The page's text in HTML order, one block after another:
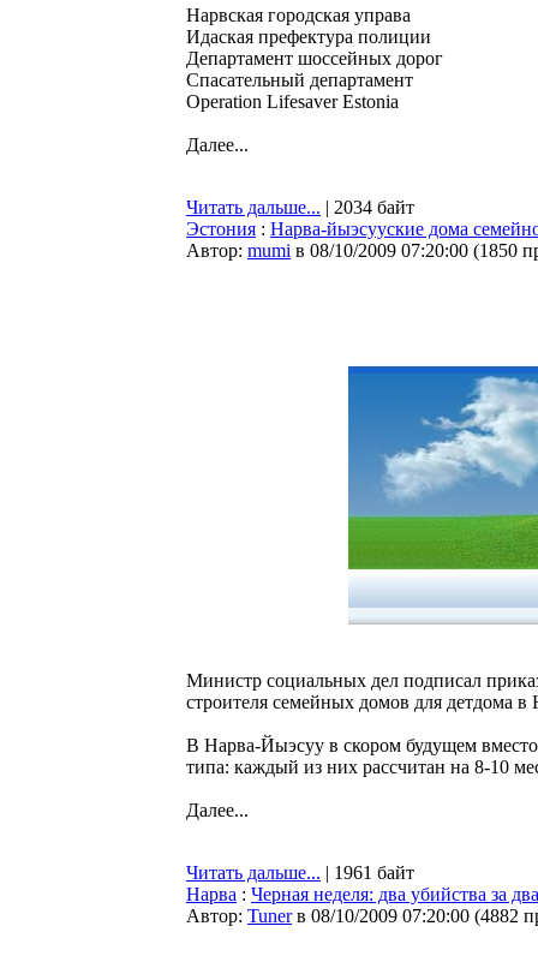
Нарвская городская управа
Идаская префектура полиции
Департамент шоссейных дорог
Спасательный департамент
Operation Lifesaver Estonia
Далее...
Читать дальше... | 2034 байт
Эстония : Нарва-йыэсууские дома
Автор: mumi в 08/10/2009 07:20:00 (1850
Министр социальных дел подписал
строителя семейных домов для детдома в
В Нарва-Йыэсуу в скором будущем
типа: каждый из них рассчитан на 8-10
Далее...
Читать дальше... | 1961 байт
Нарва : Черная неделя: два убийства за
Автор: Tuner в 08/10/2009 07:20:00 (4882